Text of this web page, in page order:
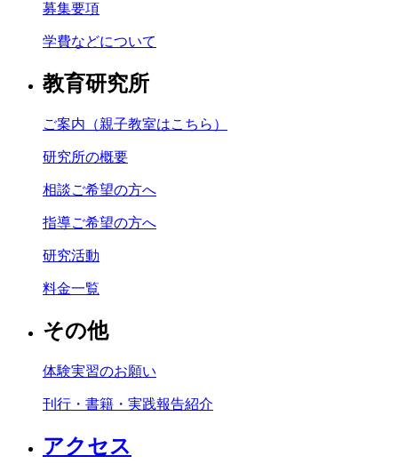
募集要項
学費などについて
教育研究所
ご案内（親子教室はこちら）
研究所の概要
相談ご希望の方へ
指導ご希望の方へ
研究活動
料金一覧
その他
体験実習のお願い
刊行・書籍・実践報告紹介
アクセス